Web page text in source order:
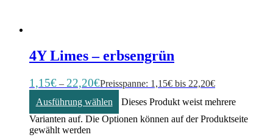
4Y Limes – erbsengrün
1,15€ – 22,20€Preisspanne: 1,15€ bis 22,20€
Ausführung wählen
Dieses Produkt weist mehrere
Varianten auf. Die Optionen können auf der Produktseite
gewählt werden